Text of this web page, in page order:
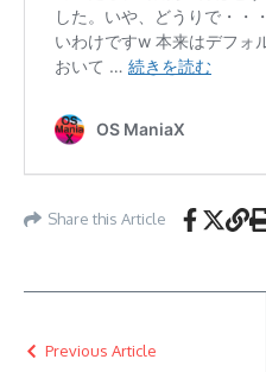
Share this Article
Previous Article